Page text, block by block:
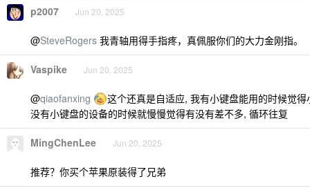
p2007 Jun 20, 2025
@SteveRogers 我青轴用得手指疼，真佩服你们的大力金刚指。
Vaspike Jun 20, 2025
@qiaofanxing
这个还真是自适应, 我有小键盘能用的时候觉
没有小键盘的设备的时候就慢慢觉得有没有差不多, 循环往复
MingChenLee Jun 20, 2025
推荐？你买个苹果原装得了兄弟